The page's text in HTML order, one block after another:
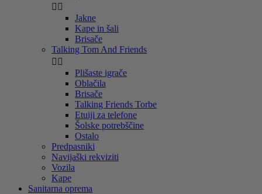
 
Jakne
Kape in šali
Brisače
Talking Tom And Friends
 
Plišaste igrače
Oblačila
Brisače
Talking Friends Torbe
Etuiji za telefone
Šolske potrebščine
Ostalo
Predpasniki
Navijaški rekviziti
Vozila
Kape
Sanitarna oprema